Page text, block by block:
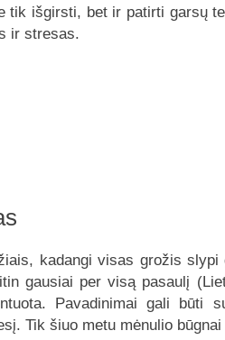
tik išgirsti, bet ir patirti garsų
ir stresas.
kadangi visas grožis
gausiai per visą pasaulį
Pavadinimai gali būti
Tik šiuo metu mėnulio